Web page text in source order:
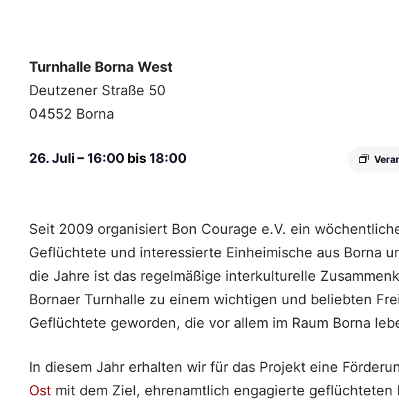
Turnhalle Borna West
Deutzener Straße 50
04552 Borna
26. Juli – 16:00 bis 18:00
Seit 2009 organisiert Bon Courage e.V. ein
Geflüchtete und interessierte Einheimische aus Borna
die Jahre ist das regelmäßige interkulturelle
Bornaer Turnhalle zu einem wichtigen und beliebten
Geflüchtete geworden, die vor allem im Raum Borna
In diesem Jahr erhalten wir für das Projekt eine
Ostmit dem Ziel, ehrenamtlich engagierte geflüchteten